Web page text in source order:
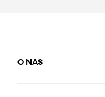
O NAS